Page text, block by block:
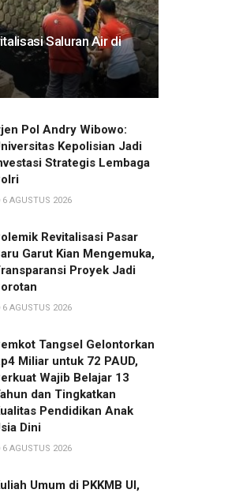
Saluran Air di
Pol Andry Wibowo:
Kepolisian Jadi
Strategis Lembaga
6 AGUSTUS 2026
Revitalisasi Pasar
Garut Kian Mengemuka,
Proyek Jadi
6 AGUSTUS 2026
Tangsel Gelontorkan
Miliar untuk 72 PAUD,
Wajib Belajar 13
dan Tingkatkan
Pendidikan Anak
Dini
6 AGUSTUS 2026
Umum di PKKMB UI,